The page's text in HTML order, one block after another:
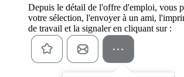
Depuis le détail de l'offre d'emploi, vous
votre sélection, l'envoyer à un ami,
de travail et la signaler en cliquant sur :